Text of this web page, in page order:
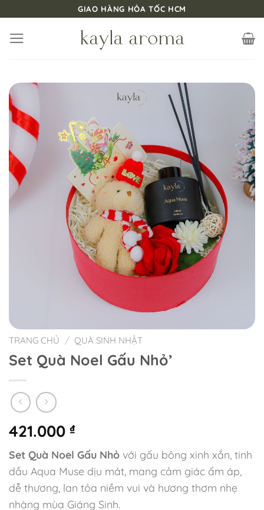
nội
GIAO HÀNG HỎA TỐC HCM
TRANG CHỦ / QUÀ SINH NHẬT
Set Quà Noel Gấu Nhỏ’
421.000 ₫
Set Quà Noel Gấu Nhỏ với gấu bông xinh xắn, tinh
dầu Aqua Muse dịu mát, mang cảm giác ấm áp,
dễ thương, lan tỏa niềm vui và hương thơm nhẹ
nhàng mùa Giáng Sinh.